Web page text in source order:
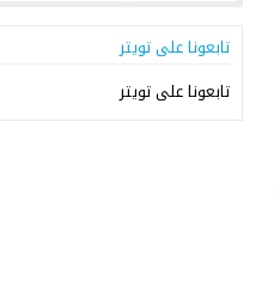
تابعونا على تويتر
تابعونا على تويتر